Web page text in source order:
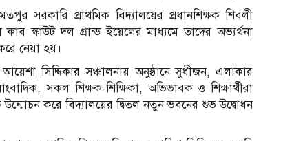
সরকারি প্রাথমিক বিদ্যালয়ের প্রধানশিক্ষক শিবলী
স্কাউট দল গ্রান্ড ইয়েলের মাধ্যমে তাদের অভ্যর্থনা
নেয়া হয়।
সিদ্দিকার সঞ্চালনায় অনুষ্ঠানে সুধীজন, এলাকার
সকল শিক্ষক-শিক্ষিকা, অভিভাবক ও শিক্ষার্থীরা
করে বিদ্যালয়ের দ্বিতল নতুন ভবনের শুভ উদ্বোধন